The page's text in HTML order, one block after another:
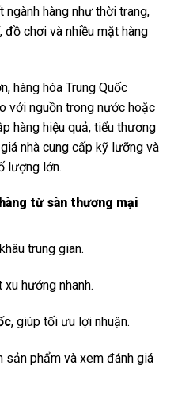
ngành hàng như thời trang,
đồ chơi và nhiều mặt hàng
hàng hóa Trung Quốc
với nguồn trong nước hoặc
hàng hiệu quả, tiểu thương
nhà cung cấp kỹ lưỡng và
lượng lớn.
từ sàn thương mại
trung gian.
xu hướng nhanh.
, giúp tối ưu lợi nhuận.
sản phẩm và xem đánh giá